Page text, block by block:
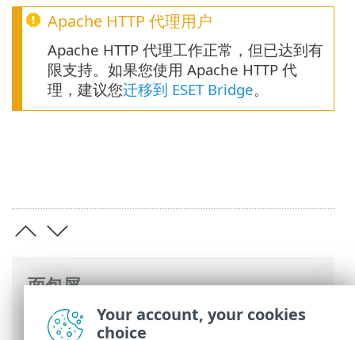
面包屑
ESET 联机帮助>ESET LiveGuard Advanced
Apache HTTP 代理用户
Apache HTTP 代理工作正常，但已达到有
限支持。如果您使用 Apache HTTP 代
理，建议您迁移到 ESET Bridge。
Your account, your cookies
choice